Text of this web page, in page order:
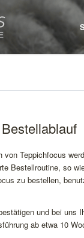
von Teppichfocus
Bestellroutine, so
zu bestellen,
und bei uns
ab etwa 10